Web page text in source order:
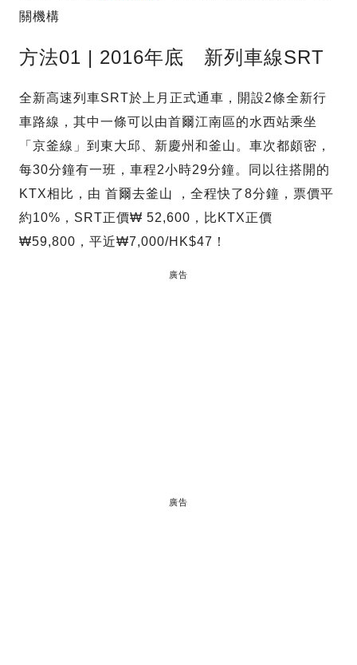
關機構
方法01 | 2016年底 新列車線SRT
全新高速列車SRT於上月正式通車，開設2條全新行
車路線，其中一條可以由首爾江南區的水西站乘坐
「京釜線」到東大邱、新慶州和釜山。車次都頗密，
每30分鐘有一班，車程2小時29分鐘。同以往搭開的
KTX相比，由 首爾去釜山 ，全程快了8分鐘，票價平
約10%，SRT正價₩ 52,600，比KTX正價
₩59,800，平近₩7,000/HK$47！
廣告
廣告